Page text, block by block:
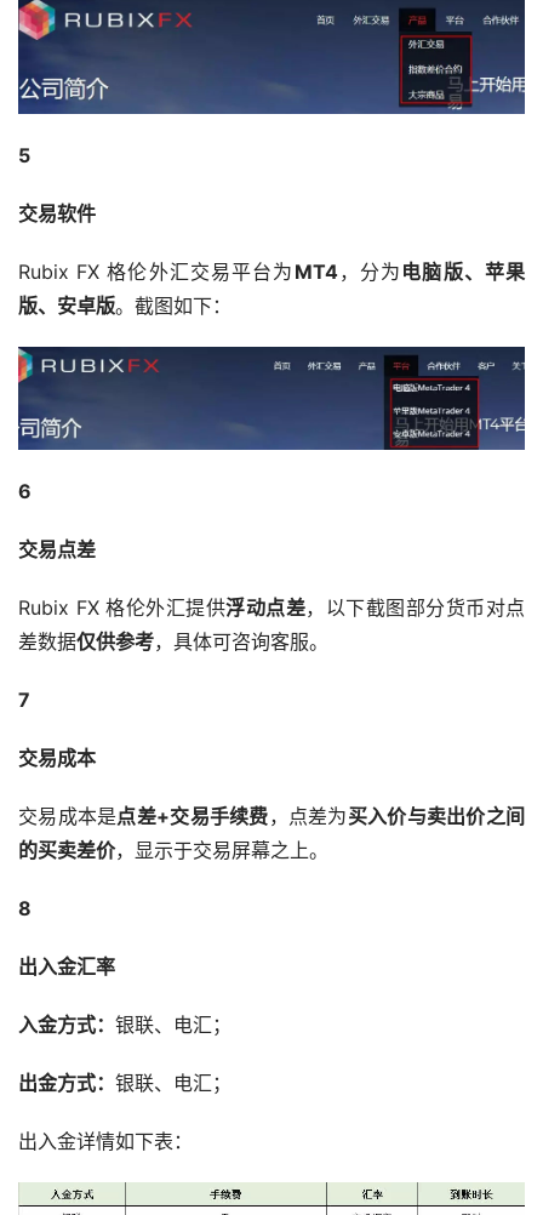
5
交易软件
Rubix FX 格伦外汇交易平台为 MT4，分为 电脑版、苹果
版、安卓版。截图如下：
6
交易点差
Rubix FX 格伦外汇提供浮动点差，以下截图部分货币对点
差数据仅供参考，具体可咨询客服。
7
交易成本
交易成本是点差+交易手续费，点差为买入价与卖出价之间
的买卖差价，显示于交易屏幕之上。
8
出入金汇率
入金方式： 银联、电汇；
出金方式： 银联、电汇；
出入金详情如下表：